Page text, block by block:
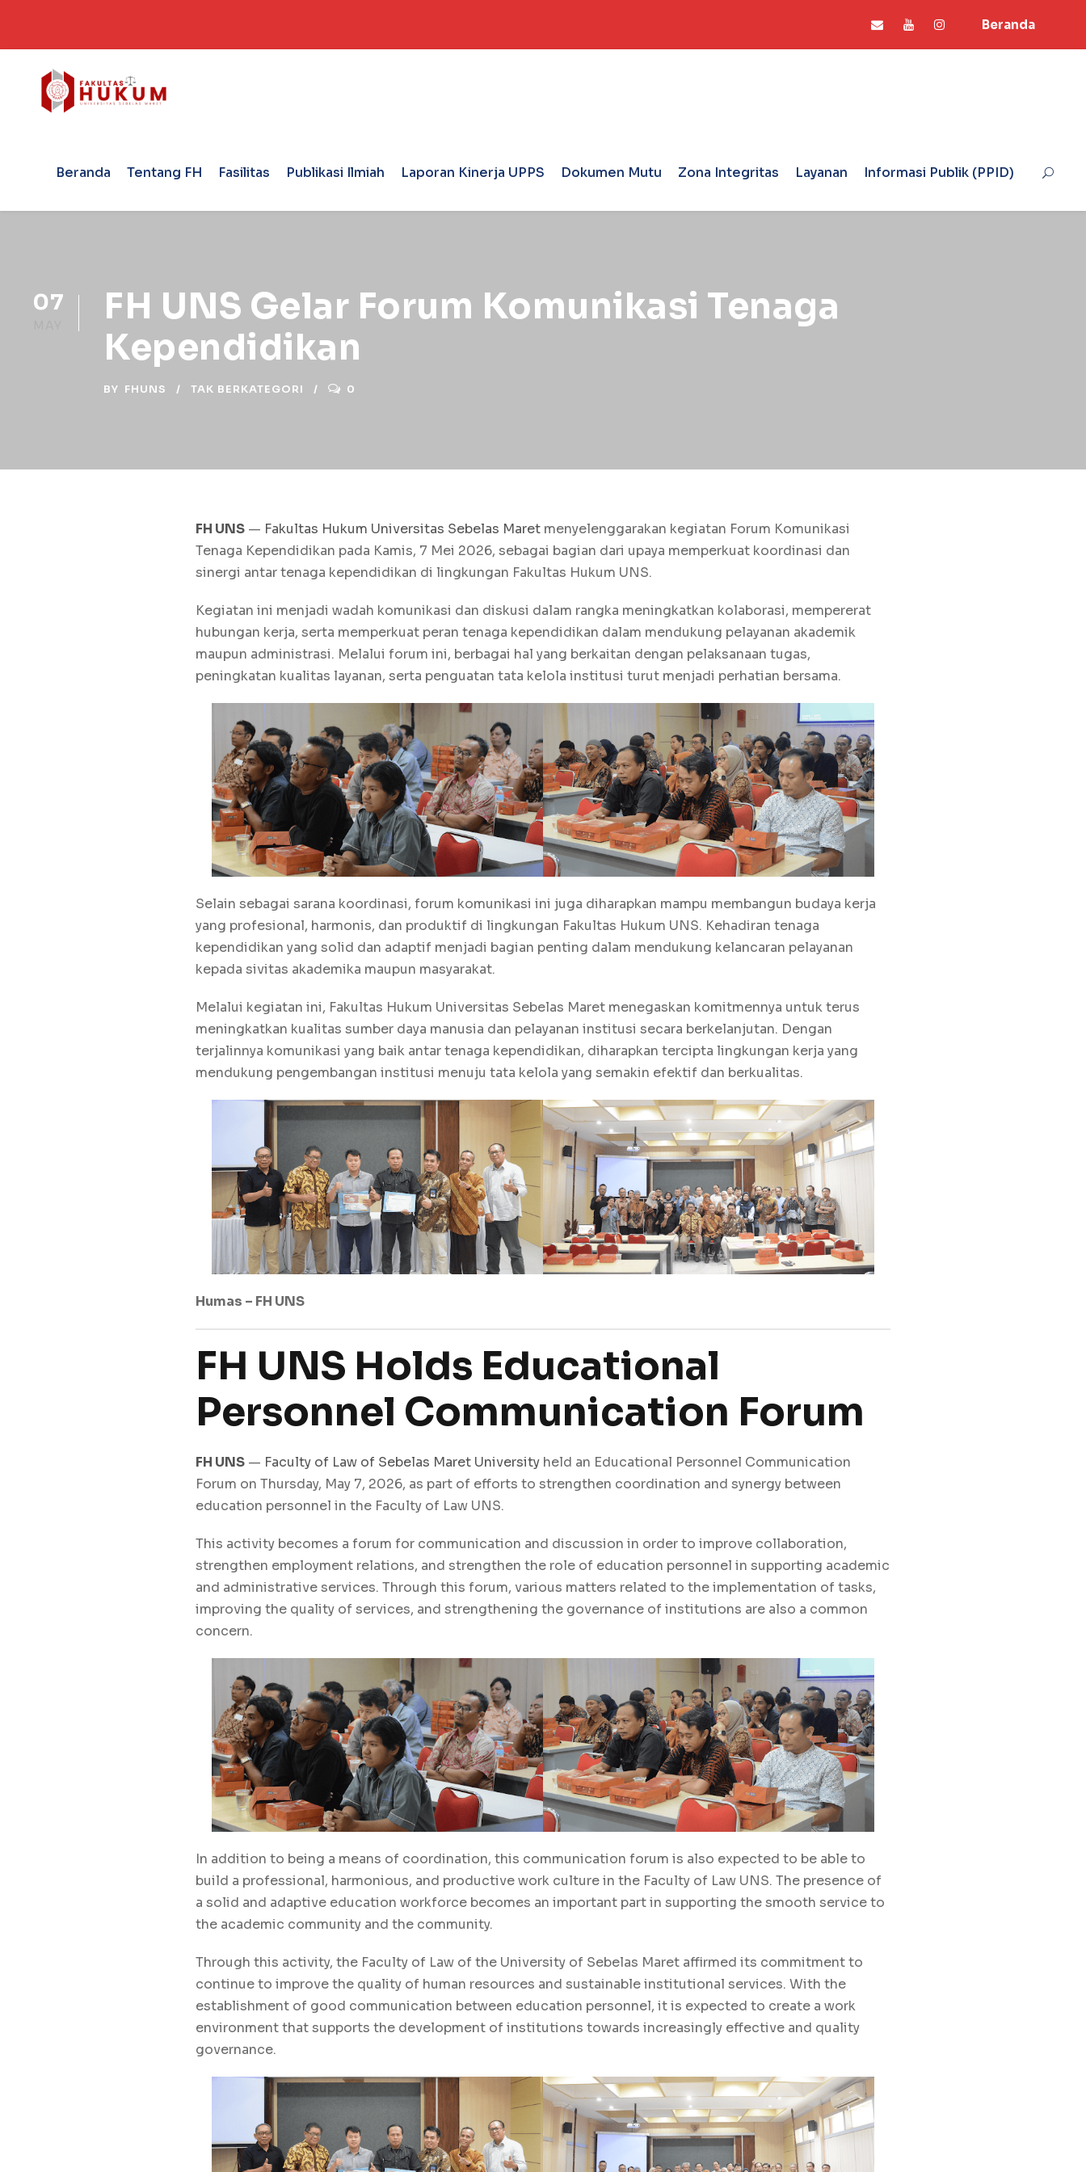
Beranda
Beranda Tentang FH Fasilitas Publikasi Ilmiah Laporan Kinerja UPPS Dokumen Mutu Zona Integritas Layanan Informasi Publik (PPID)
07
FH UNS Gelar Forum Komunikasi Tenaga
Kependidikan
BY FHUNS TAK BERKATEGORI 0
FH UNS — Fakultas Hukum Universitas Sebelas Maret menyelenggarakan kegiatan Forum Komunikasi
Tenaga Kependidikan pada Kamis, 7 Mei 2026, sebagai bagian dari upaya memperkuat koordinasi dan
sinergi antar tenaga kependidikan di lingkungan Fakultas Hukum UNS.
Kegiatan ini menjadi wadah komunikasi dan diskusi dalam rangka meningkatkan kolaborasi, mempererat
hubungan kerja, serta memperkuat peran tenaga kependidikan dalam mendukung pelayanan akademik
maupun administrasi. Melalui forum ini, berbagai hal yang berkaitan dengan pelaksanaan tugas,
peningkatan kualitas layanan, serta penguatan tata kelola institusi turut menjadi perhatian bersama.
Selain sebagai sarana koordinasi, forum komunikasi ini juga diharapkan mampu membangun budaya kerja
yang profesional, harmonis, dan produktif di lingkungan Fakultas Hukum UNS. Kehadiran tenaga
kependidikan yang solid dan adaptif menjadi bagian penting dalam mendukung kelancaran pelayanan
kepada sivitas akademika maupun masyarakat.
Melalui kegiatan ini, Fakultas Hukum Universitas Sebelas Maret menegaskan komitmennya untuk terus
meningkatkan kualitas sumber daya manusia dan pelayanan institusi secara berkelanjutan. Dengan
terjalinnya komunikasi yang baik antar tenaga kependidikan, diharapkan tercipta lingkungan kerja yang
mendukung pengembangan institusi menuju tata kelola yang semakin efektif dan berkualitas.
Humas – FH UNS
FH UNS Holds Educational
Personnel Communication Forum
FH UNS — Faculty of Law of Sebelas Maret University held an Educational Personnel Communication
Forum on Thursday, May 7, 2026, as part of efforts to strengthen coordination and synergy between
education personnel in the Faculty of Law UNS.
This activity becomes a forum for communication and discussion in order to improve collaboration,
strengthen employment relations, and strengthen the role of education personnel in supporting academic
and administrative services. Through this forum, various matters related to the implementation of tasks,
improving the quality of services, and strengthening the governance of institutions are also a common
concern.
In addition to being a means of coordination, this communication forum is also expected to be able to
build a professional, harmonious, and productive work culture in the Faculty of Law UNS. The presence of
a solid and adaptive education workforce becomes an important part in supporting the smooth service to
the academic community and the community.
Through this activity, the Faculty of Law of the University of Sebelas Maret affirmed its commitment to
continue to improve the quality of human resources and sustainable institutional services. With the
establishment of good communication between education personnel, it is expected to create a work
environment that supports the development of institutions towards increasingly effective and quality
governance.